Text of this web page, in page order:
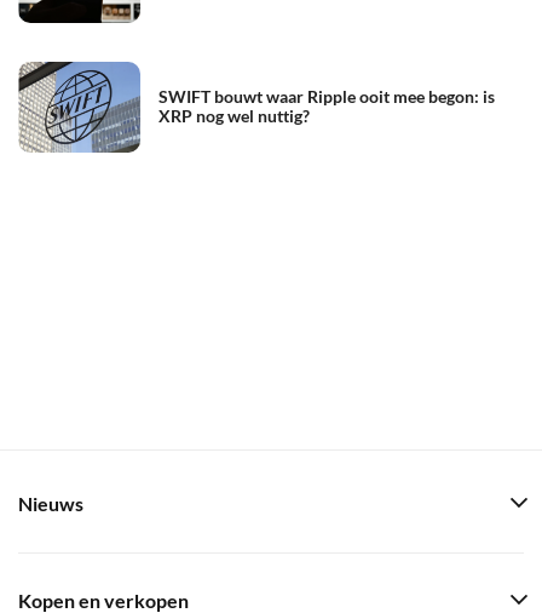
SWIFT bouwt waar Ripple ooit mee begon: is
XRP nog wel nuttig?
Nieuws
Kopen en verkopen